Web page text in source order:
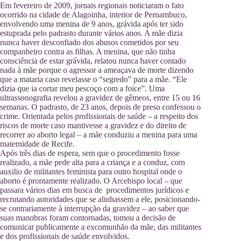
Em fevereiro de 2009, jornais regionais noticiaram o fato
ocorrido na cidade de Alagoinha, interior de Pernambuco,
envolvendo uma menina de 9 anos, grávida após ter sido
estuprada pelo padrasto durante vários anos. A mãe dizia
nunca haver desconfiado dos abusos cometidos por seu
companheiro contra as filhas. A menina, que não tinha
consciência de estar grávida, relatou nunca haver contado
nada à mãe porque o agressor a ameaçava de morte dizendo
que a mataria caso revelasse o “segredo” para a mãe. “Ele
dizia que ia cortar meu pescoço com a foice”. Uma
ultrassonografia revelou a gravidez de gêmeos, entre 15 ou 16
semanas. O padrasto, de 23 anos, depois de preso confessou o
crime. Orientada pelos profissionais de saúde – a respeito dos
riscos de morte caso mantivesse a gravidez e do direito de
recorrer ao aborto legal – a mãe conduziu a menina para uma
maternidade de Recife.
Após três dias de espera, sem que o procedimento fosse
realizado, a mãe pede alta para a criança e a conduz, com
auxilio de militantes feminista para outro hospital onde o
aborto é prontamente realizado. O Arcebispo local – que
passara vários dias em busca de procedimentos jurídicos e
recrutando autoridades que se alinhassem a ele, posicionando-
se contrariamente à interrupção da gravidez – ao saber que
suas manobras foram contornadas, tomou a decisão de
comunicar publicamente a excomunhão da mãe, das militantes
e dos profissionais de saúde envolvidos.